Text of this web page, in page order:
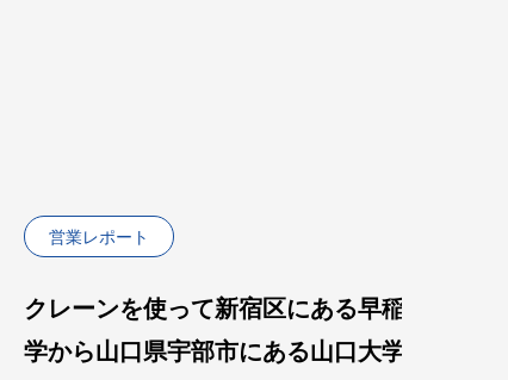
営業レポート
クレーンを使って新宿区にある早稲田大
学から山口県宇部市にある山口大学へ輸